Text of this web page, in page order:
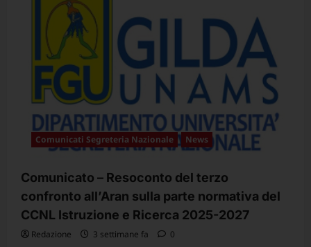
Comunicati Segreteria Nazionale News
Comunicato – Resoconto del terzo
confronto all’Aran sulla parte normativa del
CCNL Istruzione e Ricerca 2025-2027
Redazione 3 settimane fa 0